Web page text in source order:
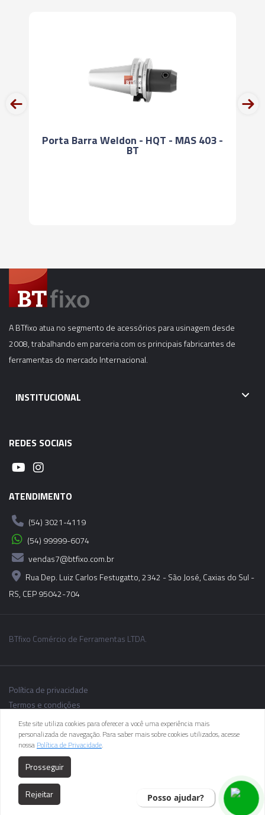
Porta Barra Weldon - HQT - MAS 403 -
BT
prev next
A BTfixo atua no segmento de acessórios para usinagem desde
2008, trabalhando em parceria com os principais fabricantes de
ferramentas do mercado Internacional.
INSTITUCIONAL
REDES SOCIAIS
ATENDIMENTO
(54) 3021-4119
(54) 99999-6074
vendas7@btfixo.com.br
Rua Dep. Luiz Carlos Festugatto, 2342 - São José, Caxias do Sul -
RS, CEP 95042-704
BTfixo Comércio de Ferramentas LTDA.
Política de privacidade
Termos e condições
As informações dos produtos podem sofrer alterações sem aviso
prévio.
Posso ajudar?
Este site utiliza cookies para oferecer a você uma experiência mais
personalizada de navegação. Para saber mais sobre cookies utilizados, acesse
nossa Política de Privacidade.
Prosseguir
Rejeitar